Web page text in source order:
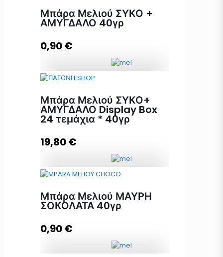
Mπάρα Μελιού με GOJI BERRY +
CRANBERRY Display Box 24
τεμάχια x 40γρ ποσότητα
Προσθήκη στο καλάθι
Μπάρα Μελιού ΣΥΚΟ +
ΑΜΥΓΔΑΛΟ 40γρ
0,90€
40γρ ποσότητα
Μπάρα Μελιού ΣΥΚΟ+
ΑΜΥΓΔΑΛΟ Display Box
24 τεμάχια * 40γρ
19,80€
Display Box 24 τεμάχια * 40γρ
ποσότητα
Προσθήκη στο καλάθι
Μπάρα Μελιού ΜΑΥΡΗ
ΣΟΚΟΛΑΤΑ 40γρ
0,90€